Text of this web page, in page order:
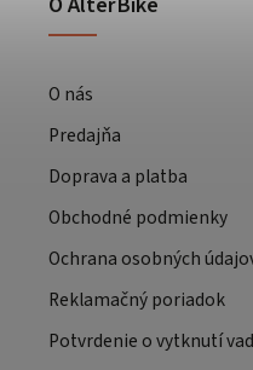
O nás
Predajňa
Doprava a platba
Obchodné podmienky
Ochrana osobných
Reklamačný poriadok
Potvrdenie o vytknutí